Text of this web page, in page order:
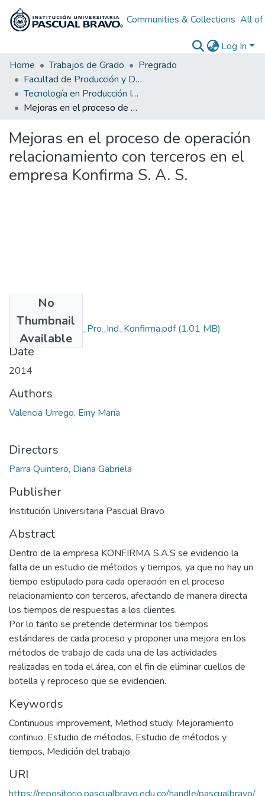
Communities & Collections All of
Log In
Home
Trabajos de Grado
Pregrado
Facultad de Producción y Diseño
Tecnología en Producción Industrial
Mejoras en el proceso de operación relacionamiento con terceros en el empresa Konfirma S. A. S.
Mejoras en el proceso de operación
relacionamiento con terceros en el
empresa Konfirma S. A. S.
No
Thumbnail
Available
Rep_IUPB_Tec_Pro_Ind_Konfirma.pdf(1.01 MB)
Date
2014
Authors
Valencia Urrego, Einy María
Directors
Parra Quintero, Diana Gabriela
Publisher
Institución Universitaria Pascual Bravo
Abstract
Dentro de la empresa KONFIRMA S.A.S se evidencio la
falta de un estudio de métodos y tiempos, ya que no hay un
tiempo estipulado para cada operación en el proceso
relacionamiento con terceros, afectando de manera directa
los tiempos de respuestas a los clientes.
Por lo tanto se pretende determinar los tiempos
estándares de cada proceso y proponer una mejora en los
métodos de trabajo de cada una de las actividades
realizadas en toda el área, con el fin de eliminar cuellos de
botella y reproceso que se evidencien.
Keywords
Continuous improvement, Method study, Mejoramiento
continuo, Estudio de métodos, Estudio de métodos y
tiempos, Medición del trabajo
URI